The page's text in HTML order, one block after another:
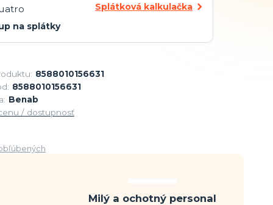
Splátková kalkulačka
na splátky
8588010156631
8588010156631
Benab
/ dostupnosť
Milý a ochotný personal